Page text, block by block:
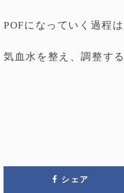
POFになっていく過程
気血水を整え、調整す
シェア